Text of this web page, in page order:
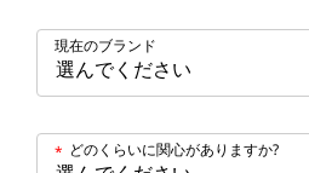
現在のブランド
どのくらいに関心がありますか?
*